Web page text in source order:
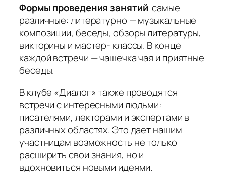
Формы проведения занятий самые
различные: литературно — музыкальные
композиции, беседы, обзоры литературы,
викторины и мастер- классы. В конце
каждой встречи — чашечка чая и приятные
беседы.
В клубе «Диалог» также проводятся
встречи с интересными людьми:
писателями, лекторами и экспертами в
различных областях. Это дает нашим
участницам возможность не только
расширить свои знания, но и
вдохновиться новыми идеями.